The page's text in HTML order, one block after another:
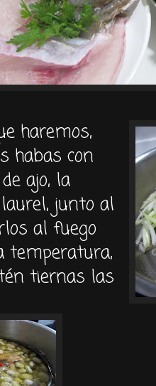
haremos,
habas con
ajo, la
junto al
al fuego
temperatura,
tiernas las